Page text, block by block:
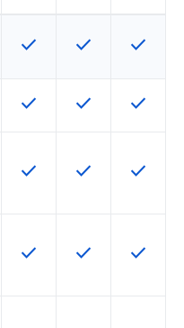
该 SKU 提供此功能
check 该 SKU 提供此功
check 该 SKU
check
提供此功能
该 SKU 提供此功能
check 该 SKU 提供此功
check 该 SKU
check
提供此功能
该 SKU 提供此功能
check 该 SKU 提供此功
check 该 SKU
check
不支持此功能
该 SKU 提供此功能
check 该 SKU 提供此功
check 该 SKU
check